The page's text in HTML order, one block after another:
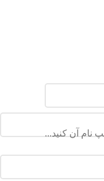
نام آن کنید...